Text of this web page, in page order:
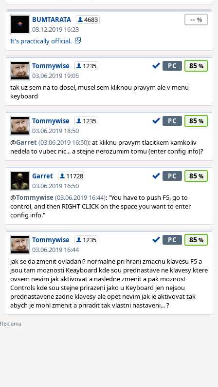
BUMTARATA
4683
03.12.2019 16:23
--
It's practically official.
Tommywise
1235
03.06.2019 19:05
PC 85
tak uz sem na to dosel, musel sem kliknou pravym ale v menu-
keyboard
Tommywise
1235
03.06.2019 18:50
PC 85
@Garret(03.06.2019 16:50): at kliknu pravym tlacitkem kamkoliv
nedela to vubec nic... a stejne nerozumim tomu (enter config info)?
Garret
11728
03.06.2019 16:50
PC 85
@Tommywise (03.06.2019 16:44): "You have to push F5, go to
control, and then RIGHT CLICK on the space you want to enter
config info."
Tommywise
1235
03.06.2019 16:44
PC 85
jak se da zmenit ovladani? normalne pri hrani zmacnu klavesu F5 a
jsou tam moznosti Keayboard kde sou prednastave ne klavesy ktere
ovsem nevim jak aktivovat a nasledne zmenit a pak moznost
Controls kde sou stejne prirazeni jako u Keyboard jen nejsou
prednastavene zadne klavesy ale opet nevim jak je aktivovat tak
abych je mohl zmenit a priradit tak vlastni nastaveni... ?